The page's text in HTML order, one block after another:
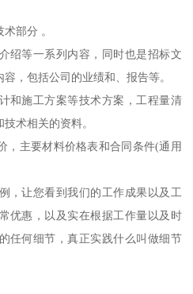
部分 。
绍等一系列内容，同时也是招标文
，包括公司的业绩和、报告等。
和施工方案等技术方案，工程量清
术相关的资料。
，主要材料价格表和合同条件(通用
，让您看到我们的工作成果以及工
优惠，以及实在根据工作量以及时
任何细节，真正实践什么叫做细节